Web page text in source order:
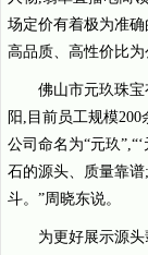
场定价有着极为准
高品质、高性价比为
佛山市元玖珠
阳,目前员工规模
公司命名为“元玖
石的源头、质量靠
斗。”周晓东说。
为更好展示源